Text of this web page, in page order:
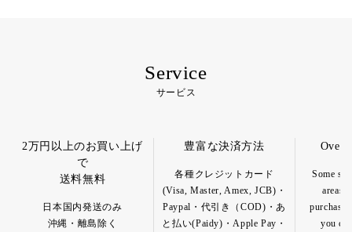
Service
サービス
2万円以上のお買い上げ
で
送料無料
日本国内発送のみ
沖縄・離島除く
豊富な決済方法
各種クレジットカード
(Visa, Master, Amex, JCB)・
Paypal・代引き（COD)・あ
と払い(Paidy)・Apple Pay・
Some
areas
purchase
you